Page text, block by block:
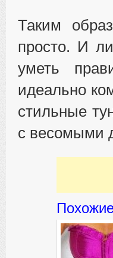
Таким
просто. И
уметь
идеально
стильные
с весомыми